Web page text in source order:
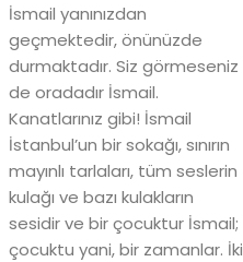
İsmail yanınızdan
geçmektedir, önünüzde
durmaktadır. Siz görmeseniz
de oradadır İsmail.
Kanatlarınız gibi! İsmail
İstanbul’un bir sokağı, sınırın
mayınlı tarlaları, tüm seslerin
kulağı ve bazı kulakların
sesidir ve bir çocuktur İsmail;
çocuktu yani, bir zamanlar. İki